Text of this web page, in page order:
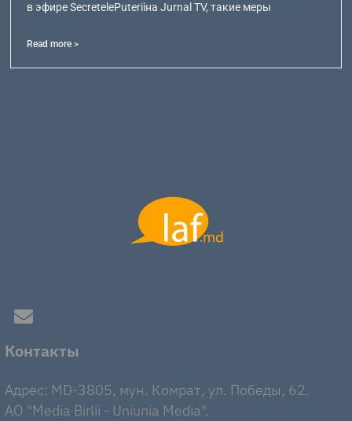
в эфире SecretelePuteriiна Jurnal TV, такие меры
Read more >
Контакты
Адрес: MD-3805, мун. Комрат, ул. Победы, 62.
AO "Media Birlii - Uniunia Media".